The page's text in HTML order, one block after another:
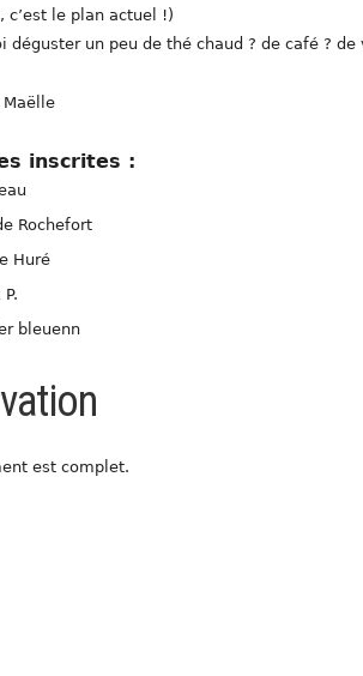
c’est le plan actuel !)
déguster un peu de thé chaud ? de café ?
Maëlle
inscrites :
Rochefort
Huré
bleuenn
est complet.